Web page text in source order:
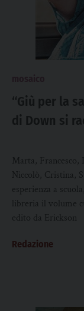
“Giù per la
di Down si
Marta,
Niccolò, Cristina,
esperienza a
libreria il volume
edito da Erickson
Redazione